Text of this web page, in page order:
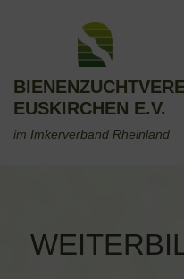
EUSKIRCHEN E.V.
im Imkerverband Rheinland